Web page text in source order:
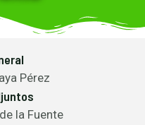
Pérez
la Fuente